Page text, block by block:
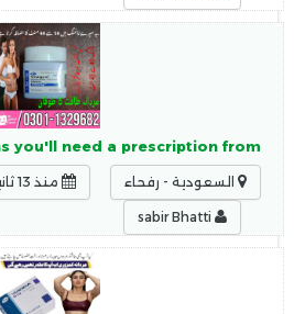
you'll need a prescription from
السعودية - رفحاء منذ 13 ثانية